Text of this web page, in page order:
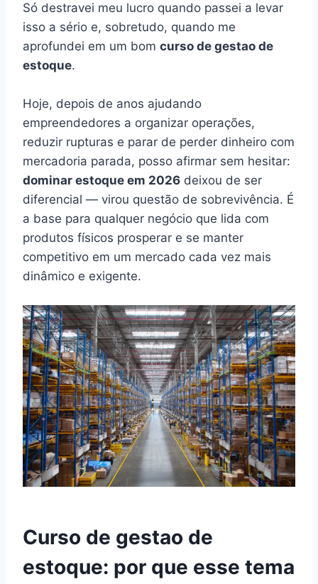
Só destravei meu lucro quando passei a levar
isso a sério e, sobretudo, quando me
aprofundei em um bom curso de gestao de
estoque.
Hoje, depois de anos ajudando
empreendedores a organizar operações,
reduzir rupturas e parar de perder dinheiro com
mercadoria parada, posso afirmar sem hesitar:
dominar estoque em 2026 deixou de ser
diferencial — virou questão de sobrevivência. É
a base para qualquer negócio que lida com
produtos físicos prosperar e se manter
competitivo em um mercado cada vez mais
dinâmico e exigente.
Curso de gestao de
estoque: por que esse tema